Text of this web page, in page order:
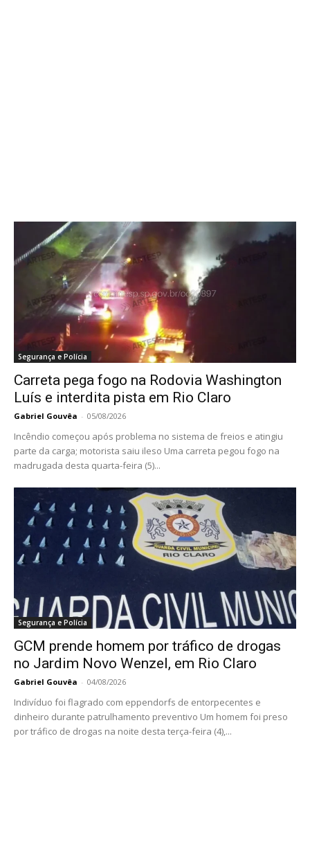
Segurança e Polícia
Carreta pega fogo na Rodovia Washington
Luís e interdita pista em Rio Claro
Gabriel Gouvêa - 05/08/2026
Incêndio começou após problema no sistema de freios e atingiu
parte da carga; motorista saiu ileso Uma carreta pegou fogo na
madrugada desta quarta-feira (5)...
Segurança e Polícia
GCM prende homem por tráfico de drogas
no Jardim Novo Wenzel, em Rio Claro
Gabriel Gouvêa - 04/08/2026
Indivíduo foi flagrado com eppendorfs de entorpecentes e
dinheiro durante patrulhamento preventivo Um homem foi preso
por tráfico de drogas na noite desta terça-feira (4),...